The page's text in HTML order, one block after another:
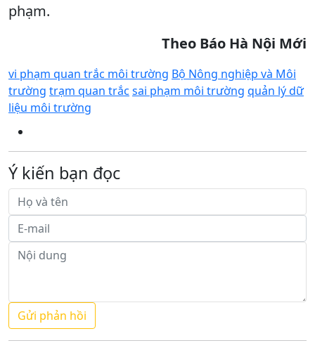
phạm.
Theo Báo Hà Nội Mới
vi phạm quan trắc môi trường Bộ Nông nghiệp và Môi
trường trạm quan trắc sai phạm môi trường quản lý dữ
liệu môi trường
Ý kiến bạn đọc